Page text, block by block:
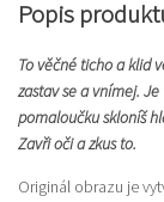
Popis
To věčné ticho a klid
zastav se a vnímej.
pomaloučku skloníš
Zavři oči a zkus to.
Originál obrazu je